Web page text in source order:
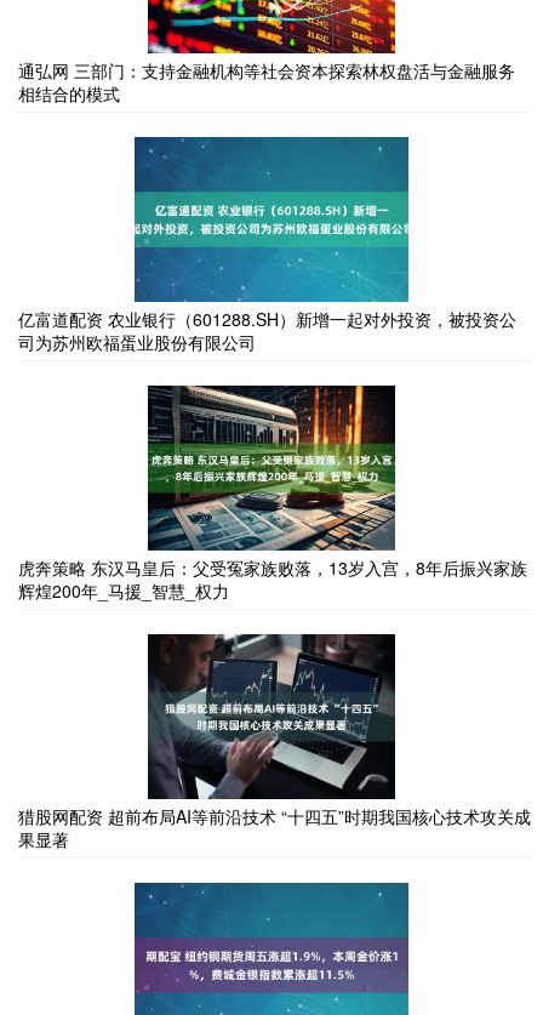
通弘网 三部门：支持金融机构等社会资本探索林权盘活与金融服务
相结合的模式
亿富道配资 农业银行（601288.SH）新增一起对外投资，被投资公
司为苏州欧福蛋业股份有限公司
虎奔策略 东汉马皇后：父受冤家族败落，13岁入宫，8年后振兴家族
辉煌200年_马援_智慧_权力
猎股网配资 超前布局AI等前沿技术 “十四五”时期我国核心技术攻关成
果显著